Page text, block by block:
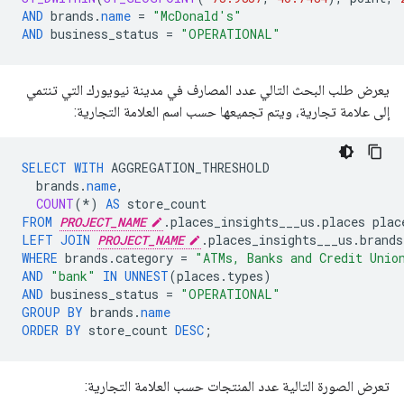
AND brands .name = "McDonald's"
AND business_status = "OPERATIONAL"
يعرض طلب البحث التالي عدد المصارف في مدينة نيويورك التي تنتمي
إلى علامة تجارية، ويتم تجميعها حسب اسم العلامة التجارية:
SELECT WITH AGGREGATION_THRESHOLD
brands .name,
COUNT(*) AS store_count
FROM PROJECT_NAME .places_insights___us .places
LEFT JOIN PROJECT_NAME .places_insights___us .brands
WHERE brands .category = "ATMs, Banks and Credit
AND "bank" IN UNNEST(places . types)
AND business_status = "OPERATIONAL"
GROUP BY brands .name
ORDER BY store_count DESC ;
تعرض الصورة التالية عدد المنتجات حسب العلامة التجارية: